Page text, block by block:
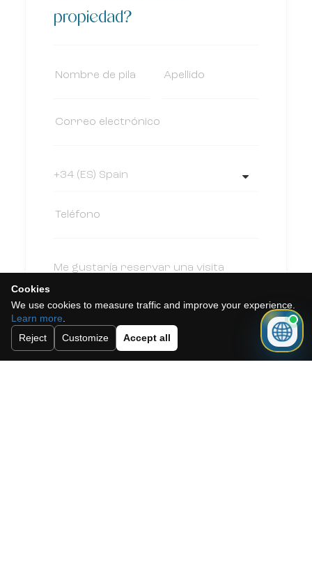
propiedad?
Cookies
We use cookies to measure traffic and improve your experience.
Learn more
Reject
Customize Accept all